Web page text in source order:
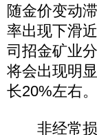
随金价变动
率出现下滑
司招金矿业
将会出现明
长20%左右。
非经常损